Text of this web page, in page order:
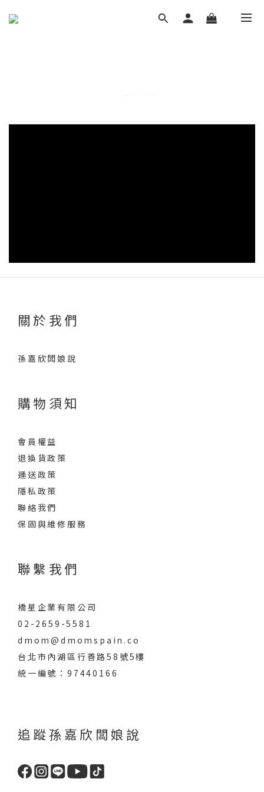
關於我們
孫嘉欣闆娘說
購物須知
會員權益
退換貨政策
運送政策
隱私政策
聯絡我們
保固與維修服務
聯繫我們
橋星企業有限公司
02-2659-5581
dmom@dmomspain.co
台北市內湖區行善路58號5樓
統一編號：97440166
追蹤孫嘉欣闆娘說